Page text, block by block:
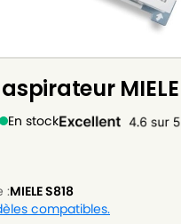
MIELE
En stock
:MIELE S818
compatibles.